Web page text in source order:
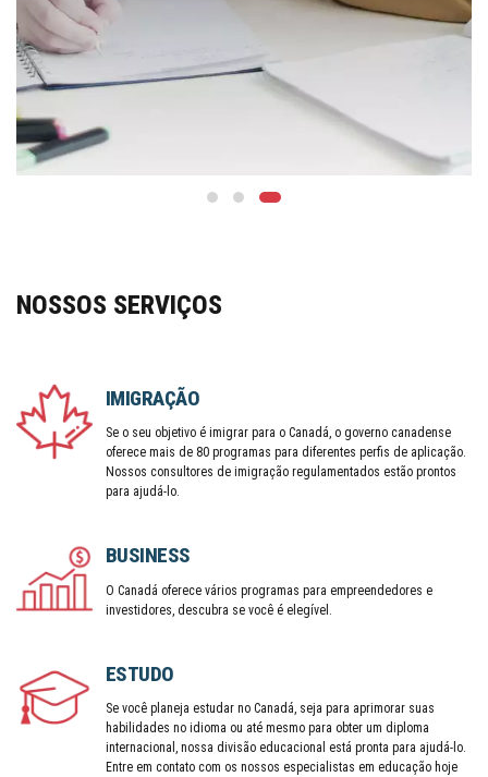
NOSSOS SERVIÇOS
IMIGRAÇÃO
Se o seu objetivo é imigrar para o Canadá, o governo canadense
oferece mais de 80 programas para diferentes perfis de aplicação.
Nossos consultores de imigração regulamentados estão prontos
para ajudá-lo.
BUSINESS
O Canadá oferece vários programas para empreendedores e
investidores, descubra se você é elegível.
ESTUDO
Se você planeja estudar no Canadá, seja para aprimorar suas
habilidades no idioma ou até mesmo para obter um diploma
internacional, nossa divisão educacional está pronta para ajudá-lo.
Entre em contato com os nossos especialistas em educação hoje